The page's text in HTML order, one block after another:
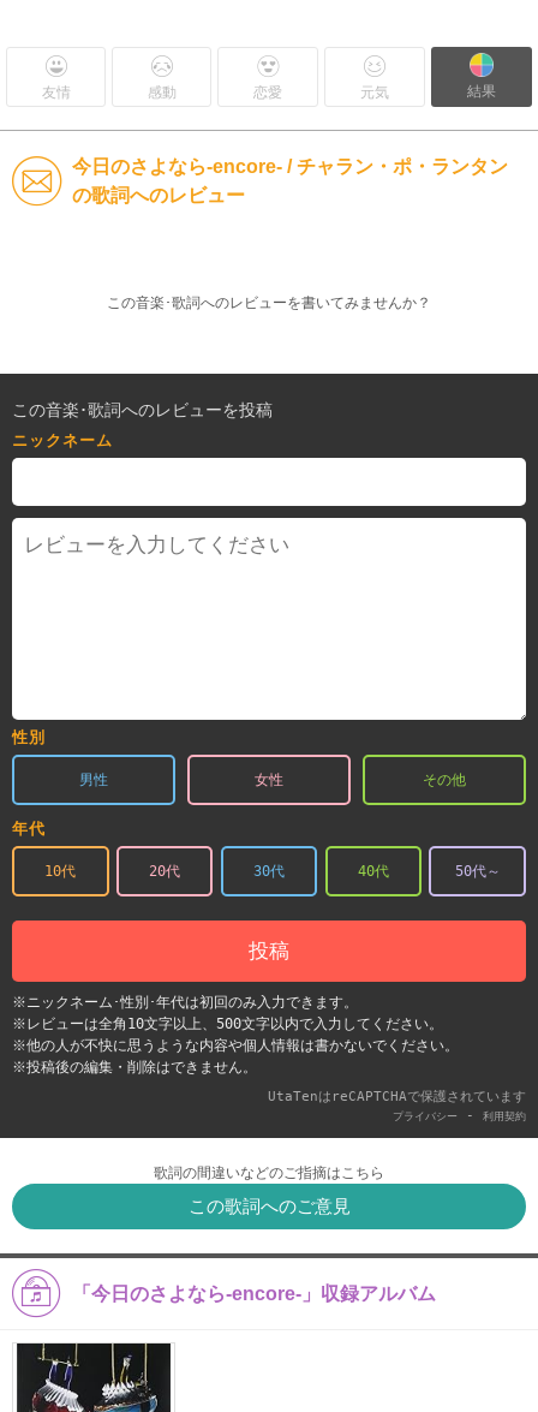
友情 感動 恋愛 元気 結果
今日のさよなら-encore- / チャラン・ポ・ランタン
の歌詞へのレビュー
この音楽･歌詞へのレビューを書いてみませんか？
この音楽･歌詞へのレビューを投稿
ニックネーム
性別
男性 女性 その他
年代
10代 20代 30代 40代 50代～
投稿
※ニックネーム･性別･年代は初回のみ入力できます。
※レビューは全角10文字以上、500文字以内で入力してください。
※他の人が不快に思うような内容や個人情報は書かないでください。
※投稿後の編集・削除はできません。
UtaTenはreCAPTCHAで保護されています
プライバシー - 利用契約
歌詞の間違いなどのご指摘はこちら
この歌詞へのご意見
「今日のさよなら-encore-」収録アルバム